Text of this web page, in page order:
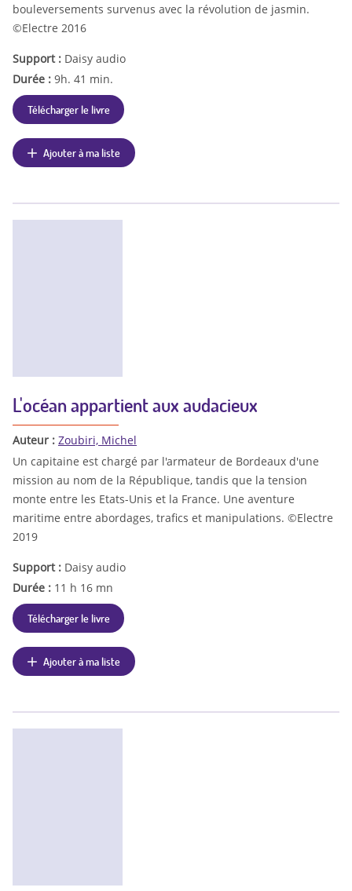
bouleversements survenus avec la révolution de jasmin.
©Electre 2016
Support : Daisy audio
Durée : 9h. 41 min.
Télécharger le livre
Ajouter à ma liste
L'océan appartient aux audacieux
Auteur : Zoubiri, Michel
Un capitaine est chargé par l'armateur de Bordeaux d'une
mission au nom de la République, tandis que la tension
monte entre les Etats-Unis et la France. Une aventure
maritime entre abordages, trafics et manipulations. ©Electre
2019
Support : Daisy audio
Durée : 11 h 16 mn
Télécharger le livre
Ajouter à ma liste